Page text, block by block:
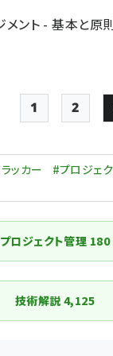
メント - 基本と
ペー
ジ
り
Page
1
Page
2
ッカー #プロジェ
プロジェクト管理 180
技術解説 4,125